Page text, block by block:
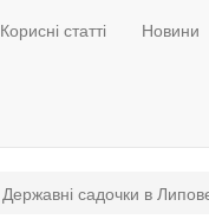
Корисні статті Новини
Державні садочки в